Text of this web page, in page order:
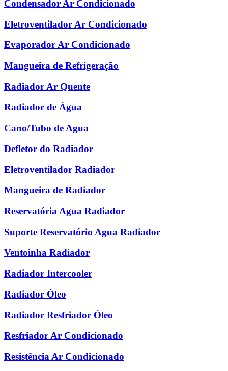
Condensador Ar Condicionado
Eletroventilador Ar Condicionado
Evaporador Ar Condicionado
Mangueira de Refrigeração
Radiador Ar Quente
Radiador de Água
Cano/Tubo de Agua
Defletor do Radiador
Eletroventilador Radiador
Mangueira de Radiador
Reservatória Agua Radiador
Suporte Reservatório Agua Radiador
Ventoinha Radiador
Radiador Intercooler
Radiador Óleo
Radiador Resfriador Óleo
Resfriador Ar Condicionado
Resistência Ar Condicionado